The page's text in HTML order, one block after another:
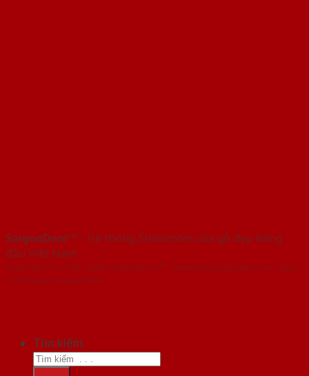
SaigonDoor™ - Hệ thống Showroom cửa gỗ đẹp hàng
đầu Việt Nam
Copyright ⓒ 2016 – 2026 SaigonDoor™ - www.bancuagodep.com | Đơn
vị chủ quản SaigonDoor
Tìm kiếm: